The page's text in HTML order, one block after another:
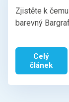
Zjistěte k
barevný
Celý
článek